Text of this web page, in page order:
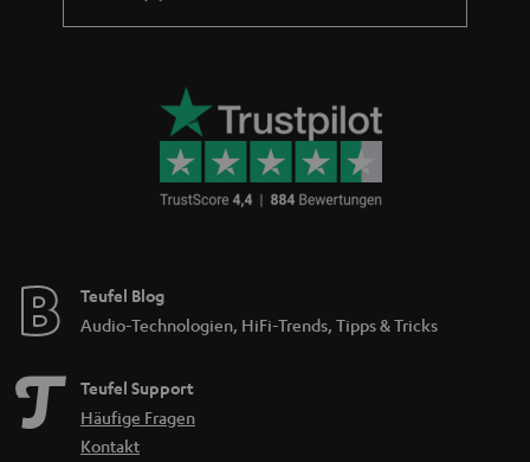
Teufel Blog
Audio-Technologien, HiFi-Trends, Tipps & Tricks
Teufel Support
Häufige Fragen
Kontakt